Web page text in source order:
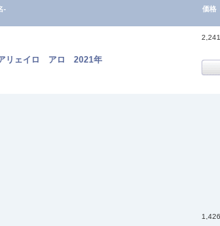
- 価格
リェイロ アロ 2021年